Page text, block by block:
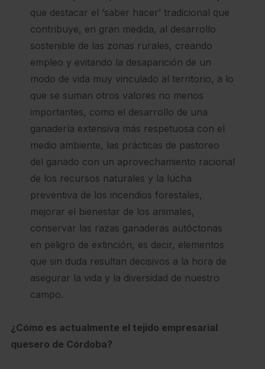
que destacar el ‘saber hacer’ tradicional que
contribuye, en gran medida, al desarrollo
sostenible de las zonas rurales, creando
empleo y evitando la desaparición de un
modo de vida muy vinculado al territorio, a lo
que se suman otros valores no menos
importantes, como el desarrollo de una
ganadería extensiva más respetuosa con el
medio ambiente, las prácticas de pastoreo
del ganado con un aprovechamiento racional
de los recursos naturales y la lucha
preventiva de los incendios forestales,
mejorar el bienestar de los animales,
conservar las razas ganaderas autóctonas
en peligro de extinción, es decir, elementos
que sin duda resultan decisivos a la hora de
asegurar la vida y la diversidad de nuestro
campo.
¿Cómo es actualmente el tejido empresarial
quesero de Córdoba?